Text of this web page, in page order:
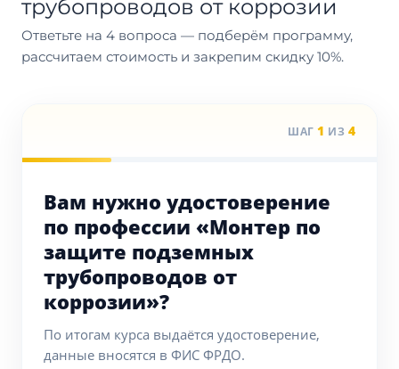
трубопроводов от коррозии
Ответьте на 4 вопроса — подберём программу,
рассчитаем стоимость и закрепим скидку 10%.
ШАГ 1 ИЗ 4
Вам нужно удостоверение
по профессии «Монтер по
защите подземных
трубопроводов от
коррозии»?
По итогам курса выдаётся удостоверение,
данные вносятся в ФИС ФРДО.